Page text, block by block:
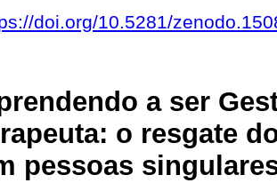
doi.org/10.5281/
a ser
o resgate
pessoas